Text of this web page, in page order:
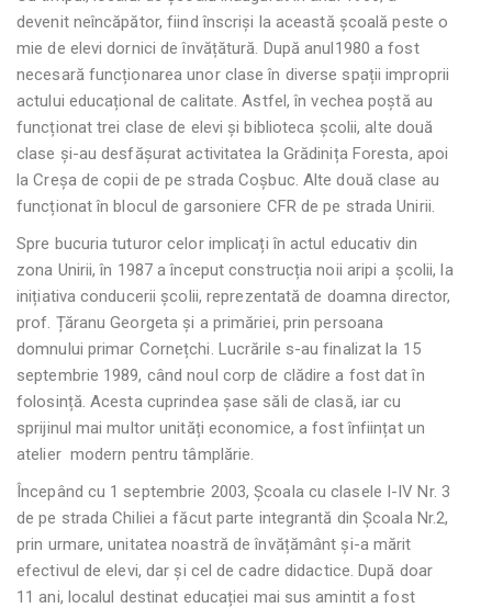
devenit neîncăpător, fiind înscriși la această școală peste o
mie de elevi dornici de învățătură. După anul1980 a fost
necesară funcționarea unor clase în diverse spații improprii
actului educațional de calitate. Astfel, în vechea poștă au
funcționat trei clase de elevi și biblioteca școlii, alte două
clase și-au desfășurat activitatea la Grădinița Foresta, apoi
la Creșa de copii de pe strada Coșbuc. Alte două clase au
funcționat în blocul de garsoniere CFR de pe strada Unirii.
Spre bucuria tuturor celor implicați în actul educativ din
zona Unirii, în 1987 a început construcția noii aripi a școlii, la
inițiativa conducerii școlii, reprezentată de doamna director,
prof. Țăranu Georgeta și a primăriei, prin persoana
domnului primar Cornețchi. Lucrările s-au finalizat la 15
septembrie 1989, când noul corp de clădire a fost dat în
folosință. Acesta cuprindea șase săli de clasă, iar cu
sprijinul mai multor unități economice, a fost înființat un
atelier modern pentru tâmplărie.
Începând cu 1 septembrie 2003, Școala cu clasele I-IV Nr. 3
de pe strada Chiliei a făcut parte integrantă din Școala Nr.2,
prin urmare, unitatea noastră de învățământ și-a mărit
efectivul de elevi, dar și cel de cadre didactice. După doar
11 ani, localul destinat educației mai sus amintit a fost